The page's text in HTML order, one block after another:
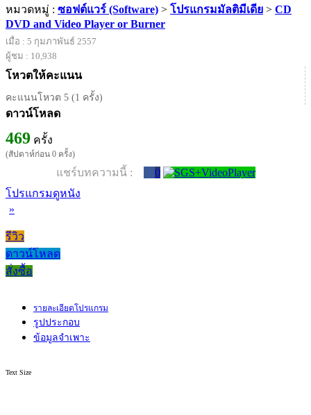
หมวดหมู่ : ซอฟต์แวร์ (Software) > โปรแกรมมัลติมีเดีย > CD
DVD and Video Player or Burner
เมื่อ : 5 กุมภาพันธ์ 2557
ผู้ชม : 10,938
โหวตให้คะแนน
คะแนนโหวต 5 (1 ครั้ง)
ดาวน์โหลด
469 ครั้ง
(สัปดาห์ก่อน 0 ครั้ง)
แชร์บทความนี้ :
0
โปรแกรมดูหนัง
»
รีวิว
ดาวน์โหลด
สั่งซื้อ
รายละเอียดโปรแกรม
รูปประกอบ
ข้อมูลจำเพาะ
Text Size